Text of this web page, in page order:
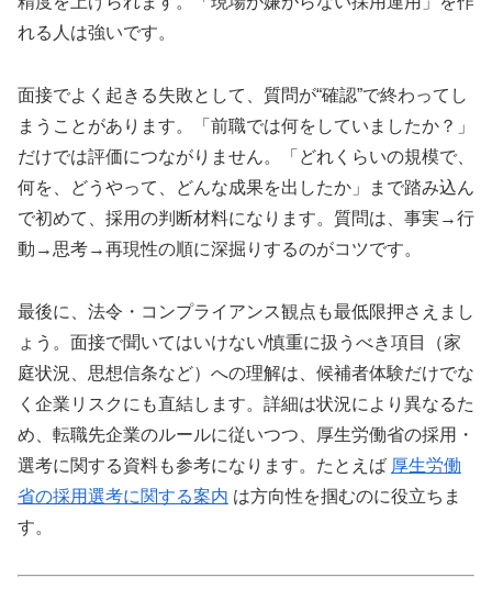
れる人は強いです。
面接でよく起きる失敗として、質問が“確認”で終わってし
まうことがあります。「前職では何をしていましたか？」
だけでは評価につながりません。「どれくらいの規模で、
何を、どうやって、どんな成果を出したか」まで踏み込ん
で初めて、採用の判断材料になります。質問は、事実→行
動→思考→再現性の順に深掘りするのがコツです。
最後に、法令・コンプライアンス観点も最低限押さえまし
ょう。面接で聞いてはいけない/慎重に扱うべき項目（家
庭状況、思想信条など）への理解は、候補者体験だけでな
く企業リスクにも直結します。詳細は状況により異なるた
め、転職先企業のルールに従いつつ、厚生労働省の採用・
選考に関する資料も参考になります。たとえば 厚生労働
省の採用選考に関する案内 は方向性を掴むのに役立ちま
す。